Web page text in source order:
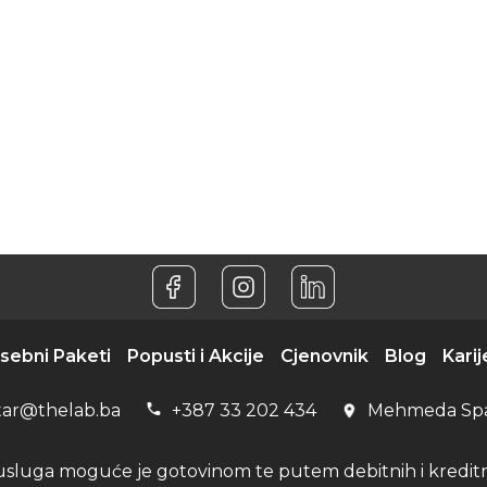
Paketi Popusti i Akcije Cjenovnik Blog
+387 33 202 434 Mehmeda
moguće je gotovinom te putem debitnih i